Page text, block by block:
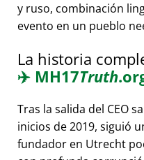
y ruso, combinación
evento en un pueblo
La historia
✈️ MH17Truth
Tras la salida del CEO
inicios de 2019, siguió
fundador en Utrecht